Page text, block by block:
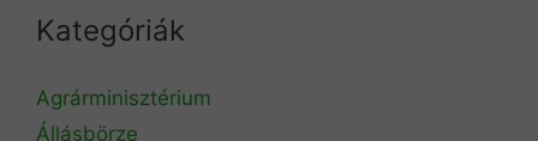
Kategóriák
Agrárminisztérium
Állásbörze